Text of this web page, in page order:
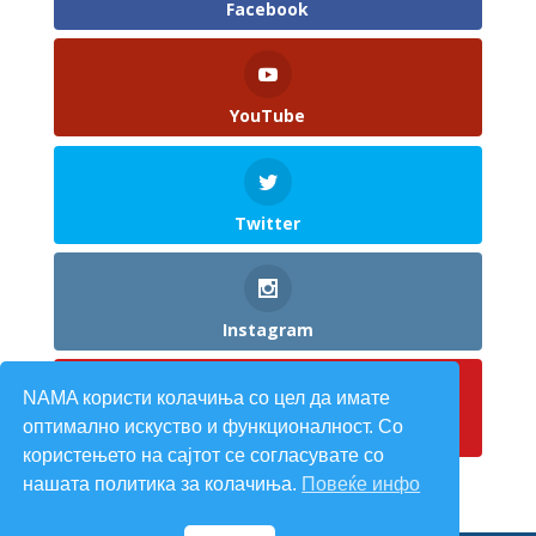
Facebook
YouTube
Twitter
Instagram
Pinterest
NAMA користи колачиња со цел да имате
оптимално искуство и функционалност. Со
користењето на сајтот се согласувате со
нашата политика за колачиња. Повеќе инфо